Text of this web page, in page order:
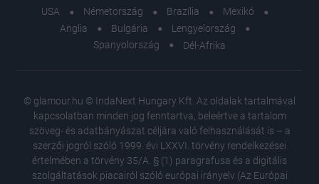
USA Németország Brazília
Mexikó
Anglia
Bulgária
Lengyelország
Spanyolország
Dél-Afrika
© glamour.hu © IndaNext Hungary Kft. Az oldalak tartalmával
kapcsolatban minden jog fenntartva, beleértve a tartalom
szöveg- és adatbányászat céljára való felhasználását is – a
szerzői jogról szóló 1999. évi LXXVI. törvény rendelkezései
értelmében a törvény 35/A. § (1) paragrafusa és a digitális
szolgáltatások piacairól szóló európai irányelv (Az Európai